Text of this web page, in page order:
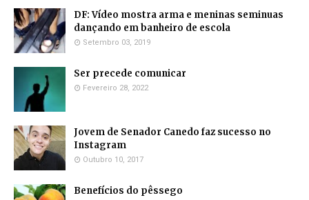
DF: Vídeo mostra arma e meninas seminuas
dançando em banheiro de escola
Setembro 03, 2019
Ser precede comunicar
Fevereiro 28, 2022
Jovem de Senador Canedo faz sucesso no
Instagram
Outubro 10, 2017
Benefícios do pêssego